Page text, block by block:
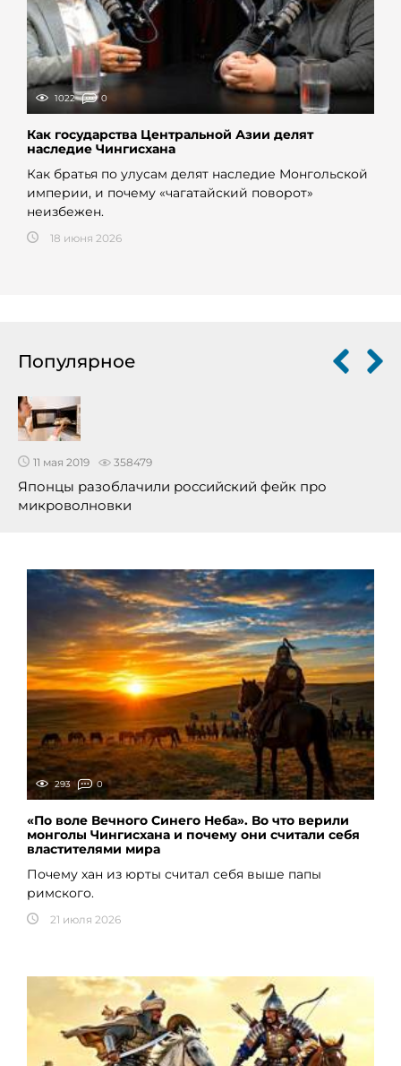
1022 0
Как государства Центральной Азии делят
наследие Чингисхана
Как братья по улусам делят наследие Монгольской
империи, и почему «чагатайский поворот»
неизбежен.
18 июня 2026
Популярное
11 мая 2019 358479
Японцы разоблачили российский фейк про
микроволновки
293 0
«По воле Вечного Синего Неба». Во что верили
монголы Чингисхана и почему они считали себя
властителями мира
Почему хан из юрты считал себя выше папы
римского.
21 июля 2026